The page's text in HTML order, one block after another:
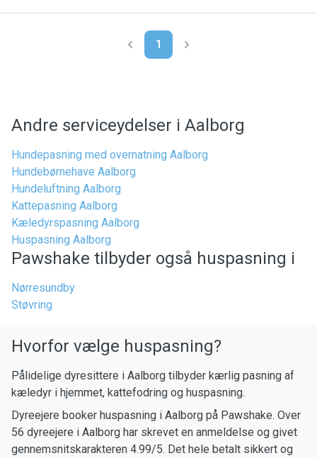
1
Andre serviceydelser i Aalborg
Hundepasning med overnatning Aalborg
Hundebørnehave Aalborg
Hundeluftning Aalborg
Kattepasning Aalborg
Kæledyrspasning Aalborg
Huspasning Aalborg
Pawshake tilbyder også huspasning i
Nørresundby
Støvring
Hvorfor vælge huspasning?
Pålidelige dyresittere i Aalborg tilbyder kærlig pasning af
kæledyr i hjemmet, kattefodring og huspasning.
Dyreejere booker huspasning i Aalborg på Pawshake. Over
56 dyreejere i Aalborg har skrevet en anmeldelse og givet
gennemsnitskarakteren 4.99/5. Det hele betalt sikkert og